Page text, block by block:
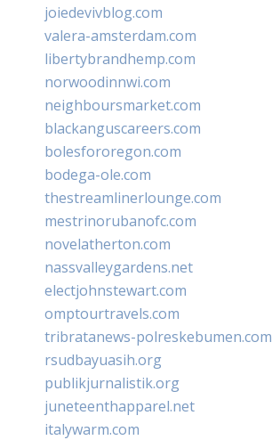
joiedevivblog.com
valera-amsterdam.com
libertybrandhemp.com
norwoodinnwi.com
neighboursmarket.com
blackanguscareers.com
bolesfororegon.com
bodega-ole.com
thestreamlinerlounge.com
mestrinorubanofc.com
novelatherton.com
nassvalleygardens.net
electjohnstewart.com
omptourtravels.com
tribratanews-polreskebumen.com
rsudbayuasih.org
publikjurnalistik.org
juneteenthapparel.net
italywarm.com